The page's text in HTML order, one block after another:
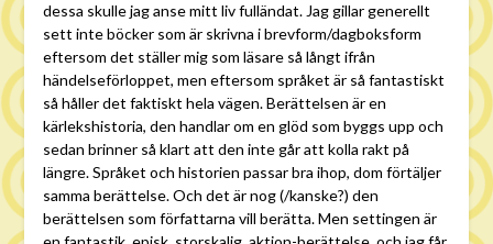
dessa skulle jag anse mitt liv fulländat. Jag gillar generellt
sett inte böcker som är skrivna i brevform/dagboksform
eftersom det ställer mig som läsare så långt ifrån
händelseförloppet, men eftersom språket är så fantastiskt
så håller det faktiskt hela vägen. Berättelsen är en
kärlekshistoria, den handlar om en glöd som byggs upp och
sedan brinner så klart att den inte går att kolla rakt på
längre. Språket och historien passar bra ihop, dom förtäljer
samma berättelse. Och det är nog (/kanske?) den
berättelsen som författarna vill berätta. Men settingen är